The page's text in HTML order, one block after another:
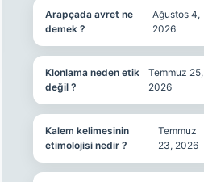
Arapçada avret ne
demek ?
Ağustos 4,
2026
Klonlama neden etik
değil ?
Temmuz 25,
2026
Kalem kelimesinin
etimolojisi nedir ?
Temmuz
23, 2026